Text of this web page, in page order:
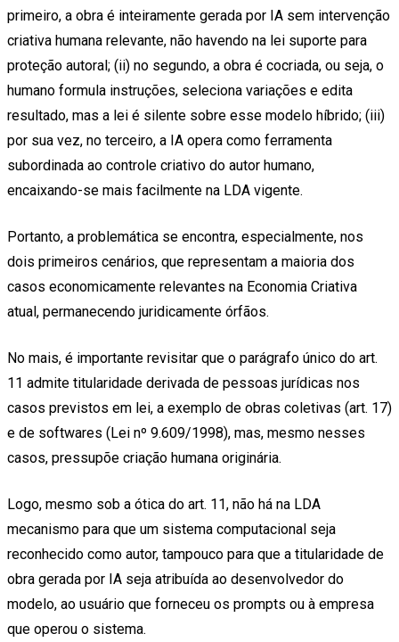
primeiro, a obra é inteiramente gerada por IA sem intervenção
criativa humana relevante, não havendo na lei suporte para
proteção autoral; (ii) no segundo, a obra é cocriada, ou seja, o
humano formula instruções, seleciona variações e edita
resultado, mas a lei é silente sobre esse modelo híbrido; (iii)
por sua vez, no terceiro, a IA opera como ferramenta
subordinada ao controle criativo do autor humano,
encaixando-se mais facilmente na LDA vigente.
Portanto, a problemática se encontra, especialmente, nos
dois primeiros cenários, que representam a maioria dos
casos economicamente relevantes na Economia Criativa
atual, permanecendo juridicamente órfãos.
No mais, é importante revisitar que o parágrafo único do art.
11 admite titularidade derivada de pessoas jurídicas nos
casos previstos em lei, a exemplo de obras coletivas (art. 17)
e de softwares (Lei nº 9.609/1998), mas, mesmo nesses
casos, pressupõe criação humana originária.
Logo, mesmo sob a ótica do art. 11, não há na LDA
mecanismo para que um sistema computacional seja
reconhecido como autor, tampouco para que a titularidade de
obra gerada por IA seja atribuída ao desenvolvedor do
modelo, ao usuário que forneceu os prompts ou à empresa
que operou o sistema.